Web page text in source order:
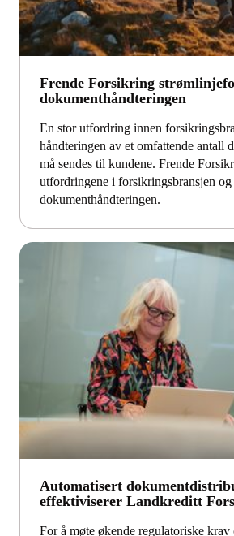
Frende Forsikring
dokumenthåndteringen
En stor utfordring innen
håndteringen av et omfattende antall
må sendes til kundene. Frende
utfordringene i forsikringsbransjen
dokumenthåndteringen.
Automatisert
effektiviserer Landkreditt
For å møte økende regulatoriske